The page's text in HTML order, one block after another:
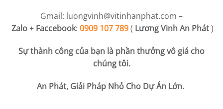
Gmail: luongvinh@vitinhanphat.com –
Zalo+ Faccebook: 0909 107 789( Lương Vinh An Phát)
Sự thành công của bạn là phần thưởng vô giá cho
chúng tôi.
An Phát, Giải Pháp Nhỏ Cho Dự Án Lớn.